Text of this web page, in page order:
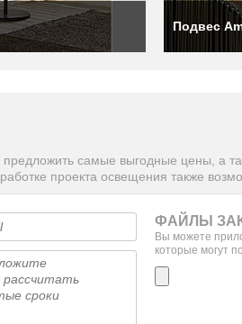
Подвес
самые выгодные цены, а
проекта освещения также
ФАЙЛЫ
Вы можете
которые могут